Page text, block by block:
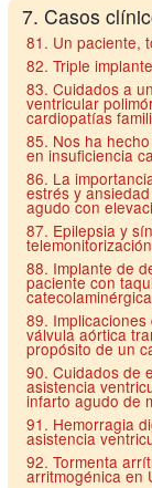
7. Casos
81. Un paciente,
82. Triple
83. Cuidados a
ventricular
cardiopatías
85. Nos ha
en insuficiencia
86. La
estrés y
agudo con
87. Epilepsia y
88. Implante de
paciente con
89.
válvula aórtica
propósito de un
90. Cuidados de
asistencia
infarto agudo de
91. Hemorragia
asistencia
92. Tormenta
arritmogénica en